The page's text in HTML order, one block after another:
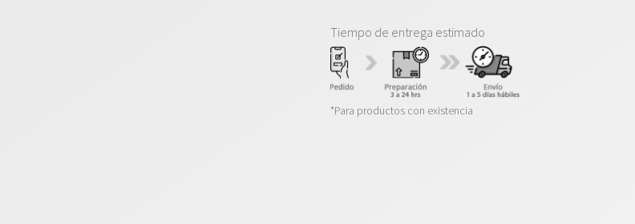
Tiempo de entrega estimado
*Para productos con existencia